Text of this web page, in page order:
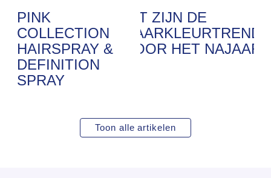
PINK
COLLECTION
HAIRSPRAY &
DEFINITION
SPRAY
DIT ZIJN DE
HAARKLEURTRENDS
VOOR HET NAJAAR
Toon alle artikelen